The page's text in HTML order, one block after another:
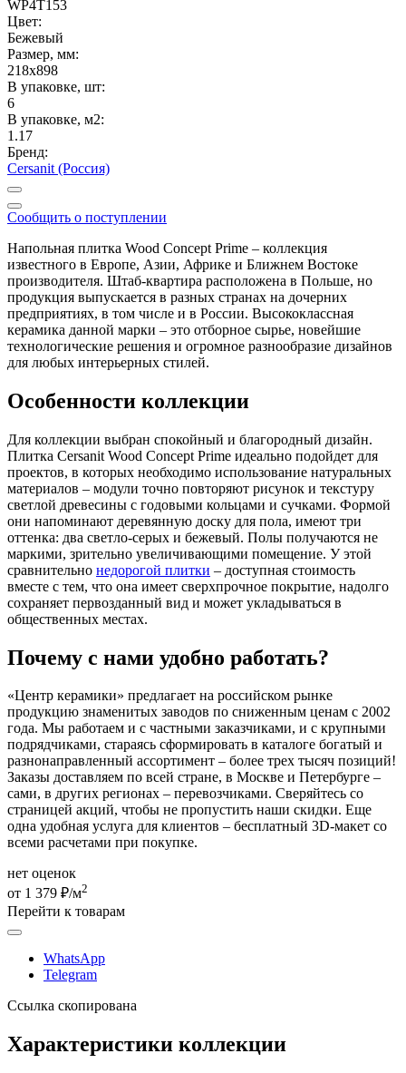
WP4T153
Цвет:
Бежевый
Размер, мм:
218x898
В упаковке, шт:
6
В упаковке, м2:
1.17
Бренд:
Cersanit (Россия)
Сообщить о поступлении
Напольная плитка Wood Concept Prime – коллекция
известного в Европе, Азии, Африке и Ближнем Востоке
производителя. Штаб-квартира расположена в Польше, но
продукция выпускается в разных странах на дочерних
предприятиях, в том числе и в России. Высококлассная
керамика данной марки – это отборное сырье, новейшие
технологические решения и огромное разнообразие дизайнов
для любых интерьерных стилей.
Особенности коллекции
Для коллекции выбран спокойный и благородный дизайн.
Плитка Cersanit Wood Concept Prime идеально подойдет для
проектов, в которых необходимо использование натуральных
материалов – модули точно повторяют рисунок и текстуру
светлой древесины с годовыми кольцами и сучками. Формой
они напоминают деревянную доску для пола, имеют три
оттенка: два светло-серых и бежевый. Полы получаются не
маркими, зрительно увеличивающими помещение. У этой
сравнительно недорогой плитки – доступная стоимость
вместе с тем, что она имеет сверхпрочное покрытие, надолго
сохраняет первозданный вид и может укладываться в
общественных местах.
Почему с нами удобно работать?
«Центр керамики» предлагает на российском рынке
продукцию знаменитых заводов по сниженным ценам с 2002
года. Мы работаем и с частными заказчиками, и с крупными
подрядчиками, стараясь сформировать в каталоге богатый и
разнонаправленный ассортимент – более трех тысяч позиций!
Заказы доставляем по всей стране, в Москве и Петербурге –
сами, в других регионах – перевозчиками. Сверяйтесь со
страницей акций, чтобы не пропустить наши скидки. Еще
одна удобная услуга для клиентов – бесплатный 3D-макет со
всеми расчетами при покупке.
нет оценок
от 1 379 ₽/м2
Перейти к товарам
WhatsApp
Telegram
Ссылка скопирована
Характеристики коллекции